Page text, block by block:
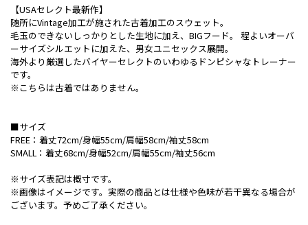
【USAセレクト最新作】
随所にVintage加工が施された古着加工のスウェット。
毛玉のできないしっかりとした生地に加え、BIGフード。 程よいオーバ
ーサイズシルエットに加えた、男女ユニセックス展開。
海外より厳選したバイヤーセレクトのいわゆるドンピシャなトレーナー
です。
※こちらは古着ではありません。
■サイズ
FREE：着丈72cm/身幅55cm/肩幅58cm/袖丈58cm
SMALL：着丈68cm/身幅52cm/肩幅55cm/袖丈56cm
※サイズ表記は概寸です。
※画像はイメージです。実際の商品とは仕様や色味が若干異なる場合が
ございます。予めご了承ください。